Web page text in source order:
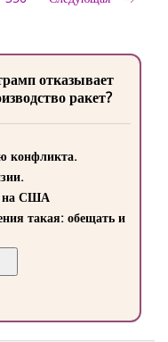
отказывает
ракет?
конфликта.
на США
такая: обещать и